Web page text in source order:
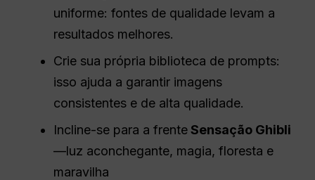
uniforme: fontes de qualidade levam a
resultados melhores.
Crie sua própria biblioteca de prompts:
isso ajuda a garantir imagens
consistentes e de alta qualidade.
Incline-se para a frenteSensação Ghibli
—luz aconchegante, magia, floresta e
maravilha